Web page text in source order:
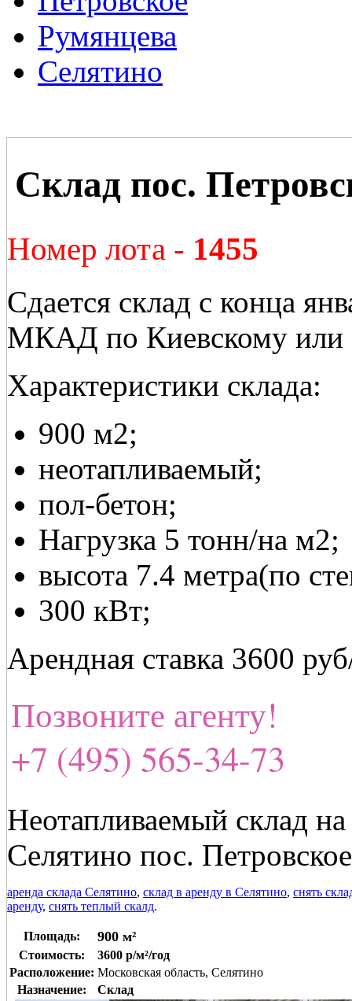
Румянцева
Селятино
Склад пос.
Номер лота - 1455
Сдается склад с конца
МКАД по Киевскому или
Характеристики склада:
900 м2;
неотапливаемый;
пол-бетон;
Нагрузка 5 тонн/на м2;
высота 7.4 метра(по
300 кВт;
Арендная ставка 3600
Позвоните агенту!
+7 (495) 565-34-73
Неотапливаемый склад
Селятино пос. Петровское
аренда склада Селятино, склад в аренду в Селятино, снять
аренду, снять теплый скалд.
Площадь: 900 м²
Стоимость:
3600 р/м²/год
Расположение: Московская область, Селятино
Назначение:
Склад